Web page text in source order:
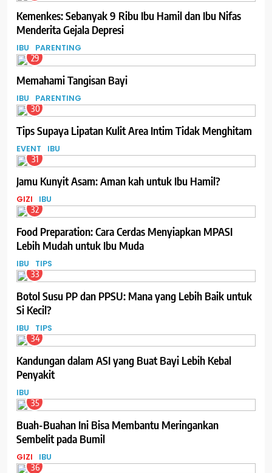
Kemenkes: Sebanyak 9 Ribu Ibu Hamil dan Ibu Nifas
Menderita Gejala Depresi
IBU PARENTING
29
Memahami Tangisan Bayi
IBU PARENTING
30
Tips Supaya Lipatan Kulit Area Intim Tidak Menghitam
EVENT IBU
31
Jamu Kunyit Asam: Aman kah untuk Ibu Hamil?
GIZI IBU
32
Food Preparation: Cara Cerdas Menyiapkan MPASI
Lebih Mudah untuk Ibu Muda
IBU TIPS
33
Botol Susu PP dan PPSU: Mana yang Lebih Baik untuk
Si Kecil?
IBU TIPS
34
Kandungan dalam ASI yang Buat Bayi Lebih Kebal
Penyakit
IBU
35
Buah-Buahan Ini Bisa Membantu Meringankan
Sembelit pada Bumil
GIZI IBU
36